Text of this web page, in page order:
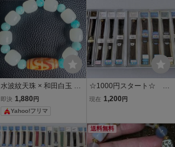
水波紋天珠 × 和田白玉 ×
ブルーカルサイト ブレス
レット
即決 1,880 円
Yahoo!フリマ
☆1000円スタート☆ メ
ンズ、レディース用 皮
現在 1,200 円
送料無料